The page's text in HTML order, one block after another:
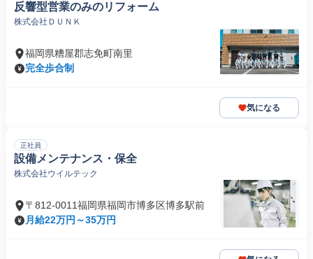
反響型営業のみのリフォーム
株式会社ＤＵＮＫ
福岡県糟屋郡志免町南里
完全歩合制
気になる
正社員
設備メンテナンス・保全
株式会社ウイルテック
〒812-0011福岡県福岡市博多区博多駅前
月給22万円～35万円